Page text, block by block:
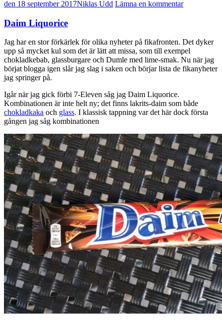
den 18 september 2017Niklas Udd Lämna en kommentar
Daim Liquorice
Jag har en stor förkärlek för olika nyheter på fikafronten. Det dyker
upp så mycket kul som det är lätt att missa, som till exempel
chokladkebab, glassburgare och Dumle med lime-smak. Nu när jag
börjat blogga igen slår jag slag i saken och börjar lista de fikanyheter
jag springer på.
Igår när jag gick förbi 7-Eleven såg jag Daim Liquorice.
Kombinationen är inte helt ny; det finns lakrits-daim som både
chokladkaka och glass. I klassisk tappning var det här dock första
gången jag såg kombinationen